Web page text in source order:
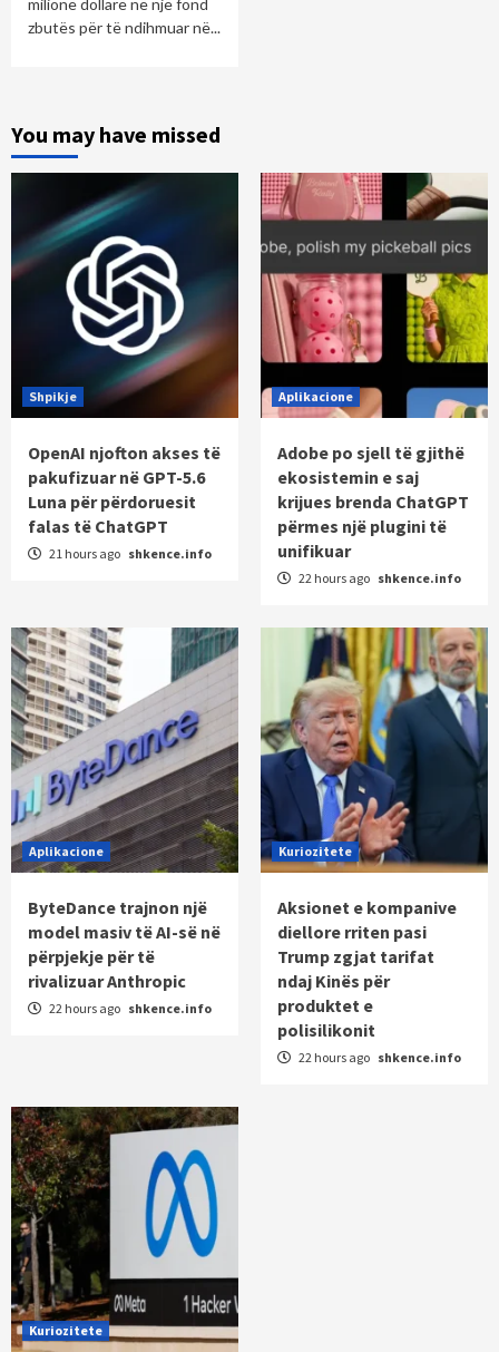
milionë dollarë në një fond
zbutës për të ndihmuar në...
You may have missed
Shpikje
OpenAI njofton akses të
pakufizuar në GPT-5.6
Luna për përdoruesit
falas të ChatGPT
21 hours ago shkence.info
Aplikacione
Adobe po sjell të gjithë
ekosistemin e saj
krijues brenda ChatGPT
përmes një plugini të
unifikuar
22 hours ago shkence.info
Aplikacione
ByteDance trajnon një
model masiv të AI-së në
përpjekje për të
rivalizuar Anthropic
22 hours ago shkence.info
Kuriozitete
Aksionet e kompanive
diellore rriten pasi
Trump zgjat tarifat
ndaj Kinës për
produktet e
polisilikonit
22 hours ago shkence.info
Kuriozitete